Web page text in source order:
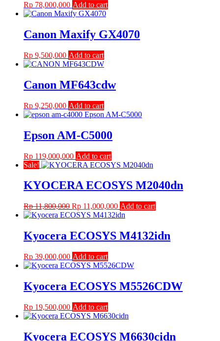
Rp 78,000,000 Add to cart
Canon Maxify GX4070
Rp 9,500,000 Add to cart
Canon MF643cdw
Rp 9,250,000 Add to cart
Epson AM-C5000
Rp 119,000,000 Add to cart
Sale!
KYOCERA ECOSYS M2040dn
Rp11,800,000 Original
price
Rp 11,800,000.
Rp 11,000,000Current
price
Rp 11,000,000.
Add to cart
Kyocera ECOSYS M4132idn
Rp 39,000,000 Add to cart
Kyocera ECOSYS M5526CDW
Rp 19,500,000 Add to cart
Kyocera ECOSYS M6630cidn